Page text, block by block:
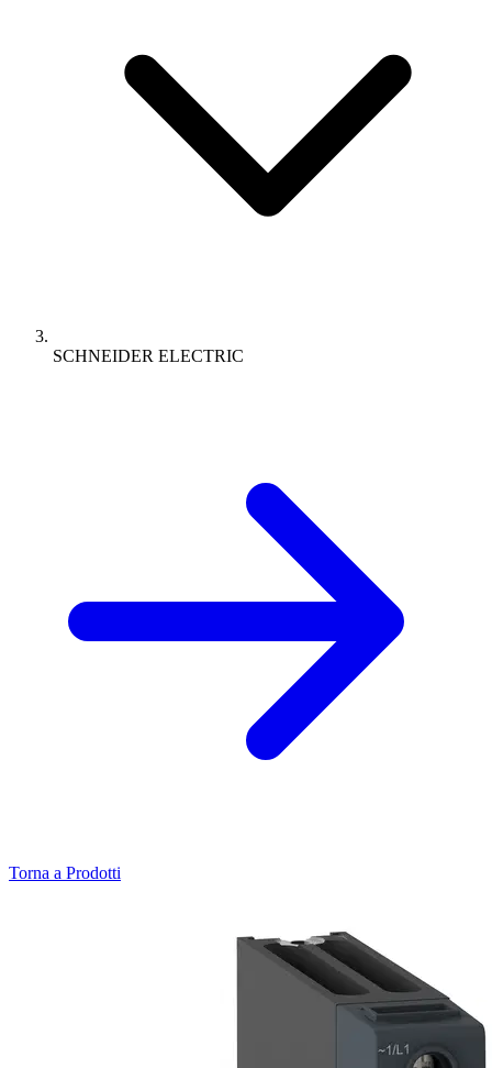
SCHNEIDER ELECTRIC
Torna a Prodotti